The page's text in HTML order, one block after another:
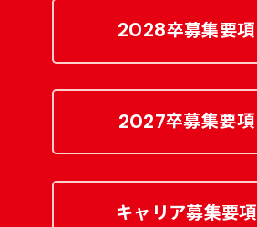
2028卒募集要項
2027卒募集要項
キャリア募集要項